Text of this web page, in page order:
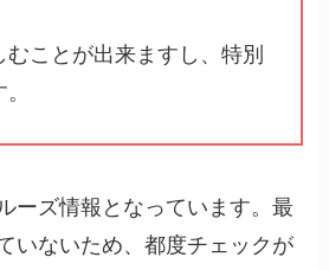
むことが出来ますし、特別
ーズ情報となっています。最
いないため、都度チェックが